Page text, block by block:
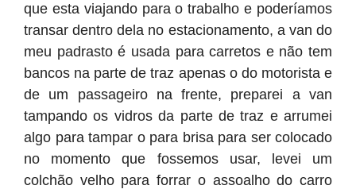
que esta viajando para o trabalho e poderíamos
transar dentro dela no estacionamento, a van do
meu padrasto é usada para carretos e não tem
bancos na parte de traz apenas o do motorista e
de um passageiro na frente, preparei a van
tampando os vidros da parte de traz e arrumei
algo para tampar o para brisa para ser colocado
no momento que fossemos usar, levei um
colchão velho para forrar o assoalho do carro